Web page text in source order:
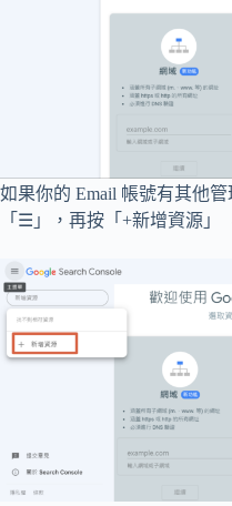
如果你的 Email 帳號有其他
「☰」，再按「+新增資源」